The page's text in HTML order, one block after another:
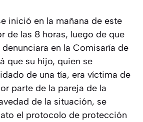
inició en la mañana de este
de las 8 horas, luego de que
en la Comisaría de
que su hijo, quien se
de una tía, era víctima de
parte de la pareja de la
de la situación, se
el protocolo de protección